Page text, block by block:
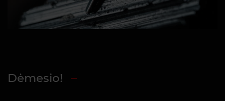
Dėmesio!